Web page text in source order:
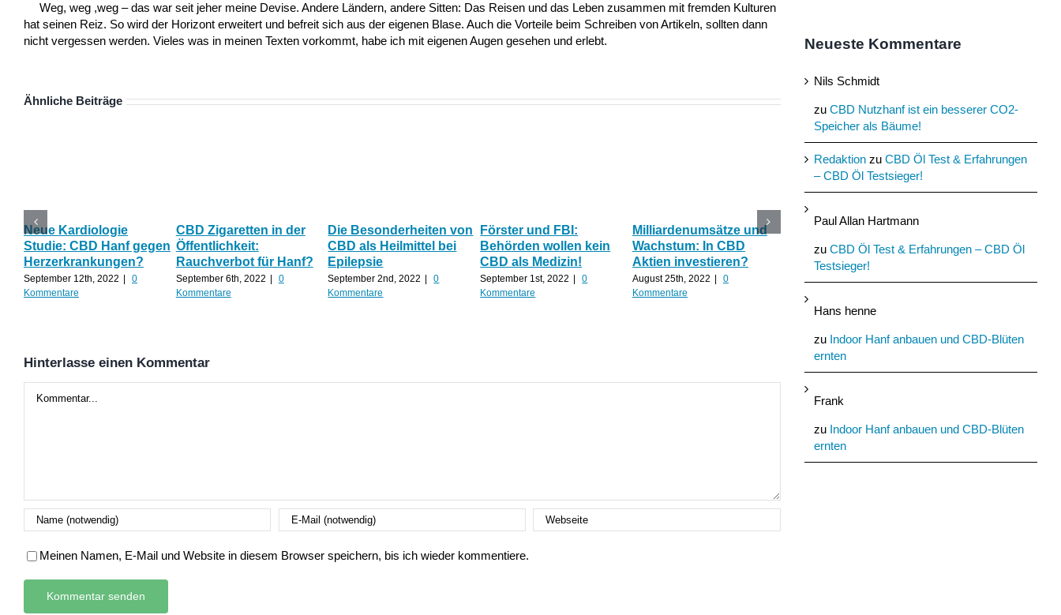
Weg, weg ,weg – das war seit jeher meine Devise. Andere Ländern, andere Sitten: Das Reisen und das Leben zusammen mit fremden Kulturen
hat seinen Reiz. So wird der Horizont erweitert und befreit sich aus der eigenen Blase. Auch die Vorteile beim Schreiben von Artikeln, sollten dann
nicht vergessen werden. Vieles was in meinen Texten vorkommt, habe ich mit eigenen Augen gesehen und erlebt.
Ähnliche Beiträge
Neue Kardiologie
Studie: CBD Hanf gegen
Herzerkrankungen?
September 12th, 2022
0
Kommentare
CBD Zigaretten in der
Öffentlichkeit:
Rauchverbot für Hanf?
September 6th, 2022
0
Kommentare
Die Besonderheiten von
CBD als Heilmittel bei
Epilepsie
September 2nd, 2022
0
Kommentare
Förster und FBI:
Behörden wollen kein
CBD als Medizin!
September 1st, 2022
0
Kommentare
Milliardenumsätze und
Wachstum: In CBD
Aktien investieren?
August 25th, 2022
0
Kommentare
hilfreich ist CBD Hanf
nach zu viel Alkohol?
Nutzhanf und
Hinterlasse einen Kommentar
Meinen Namen, E-Mail und Website in diesem Browser speichern, bis ich wieder kommentiere.
Neueste Kommentare
Nils Schmidt
zu CBD Nutzhanf ist ein besserer CO2-
Speicher als Bäume!
Redaktion zu CBD Öl Test & Erfahrungen
– CBD Öl Testsieger!
Paul Allan Hartmann
zu CBD Öl Test & Erfahrungen – CBD Öl
Testsieger!
Hans henne
zu Indoor Hanf anbauen und CBD-Blüten
ernten
Frank
zu Indoor Hanf anbauen und CBD-Blüten
ernten